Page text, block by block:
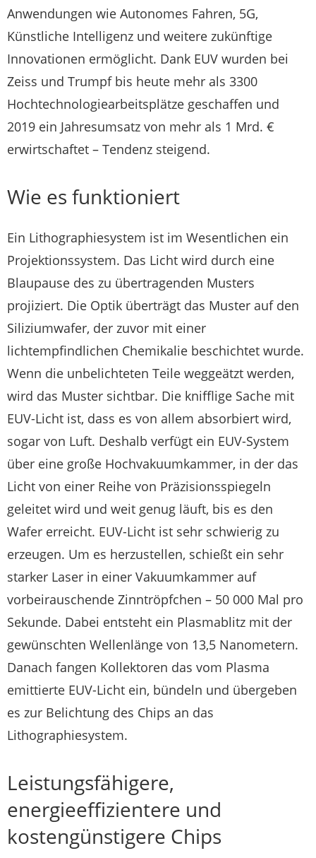
Anwendungen wie Autonomes Fahren, 5G,
Künstliche Intelligenz und weitere zukünftige
Innovationen ermöglicht. Dank EUV wurden bei
Zeiss und Trumpf bis heute mehr als 3300
Hochtechnologiearbeitsplätze geschaffen und
2019 ein Jahresumsatz von mehr als 1 Mrd. €
erwirtschaftet – Tendenz steigend.
Wie es funktioniert
Ein Lithographiesystem ist im Wesentlichen ein
Projektionssystem. Das Licht wird durch eine
Blaupause des zu übertragenden Musters
projiziert. Die Optik überträgt das Muster auf den
Siliziumwafer, der zuvor mit einer
lichtempfindlichen Chemikalie beschichtet wurde.
Wenn die unbelichteten Teile weggeätzt werden,
wird das Muster sichtbar. Die knifflige Sache mit
EUV-Licht ist, dass es von allem absorbiert wird,
sogar von Luft. Deshalb verfügt ein EUV-System
über eine große Hochvakuumkammer, in der das
Licht von einer Reihe von Präzisionsspiegeln
geleitet wird und weit genug läuft, bis es den
Wafer erreicht. EUV-Licht ist sehr schwierig zu
erzeugen. Um es herzustellen, schießt ein sehr
starker Laser in einer Vakuumkammer auf
vorbeirauschende Zinntröpfchen – 50 000 Mal pro
Sekunde. Dabei entsteht ein Plasmablitz mit der
gewünschten Wellenlänge von 13,5 Nanometern.
Danach fangen Kollektoren das vom Plasma
emittierte EUV-Licht ein, bündeln und übergeben
es zur Belichtung des Chips an das
Lithographiesystem.
Leistungsfähigere,
energieeffizientere und
kostengünstigere Chips